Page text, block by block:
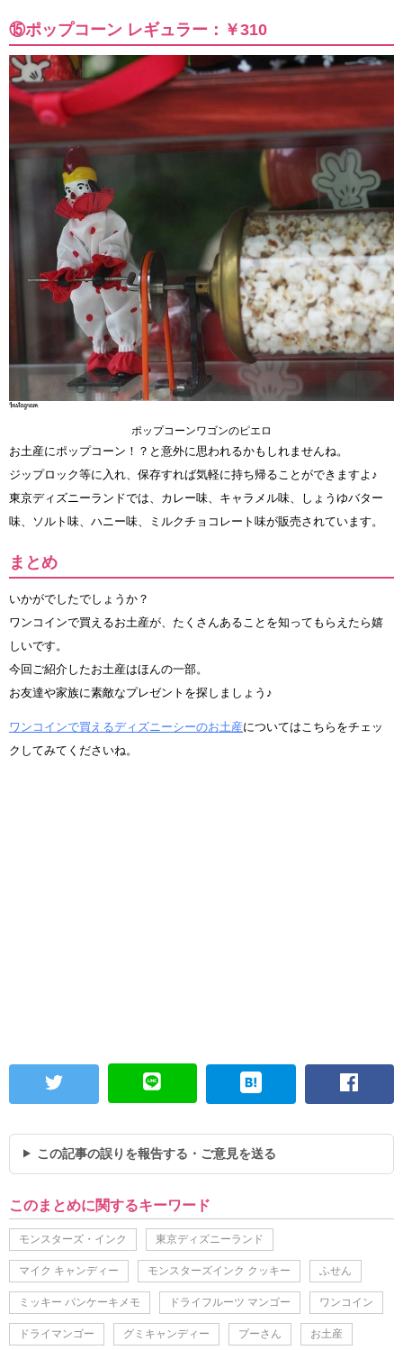
⑮ポップコーン レギュラー：￥310
ポップコーンワゴンのピエロ
お土産にポップコーン！？と意外に思われるかもしれませんね。
ジップロック等に入れ、保存すれば気軽に持ち帰ることができますよ♪
東京ディズニーランドでは、カレー味、キャラメル味、しょうゆバター
味、ソルト味、ハニー味、ミルクチョコレート味が販売されています。
まとめ
いかがでしたでしょうか？
ワンコインで買えるお土産が、たくさんあることを知ってもらえたら嬉
しいです。
今回ご紹介したお土産はほんの一部。
お友達や家族に素敵なプレゼントを探しましょう♪
ワンコインで買えるディズニーシーのお土産についてはこちらをチェッ
クしてみてくださいね。
この記事の誤りを報告する・ご意見を送る
このまとめに関するキーワード
モンスターズ・インク 東京ディズニーランド
マイク キャンディー モンスターズインク クッキー ふせん
ミッキー パンケーキメモ ドライフルーツ マンゴー ワンコイン
ドライマンゴー グミキャンディー プーさん お土産